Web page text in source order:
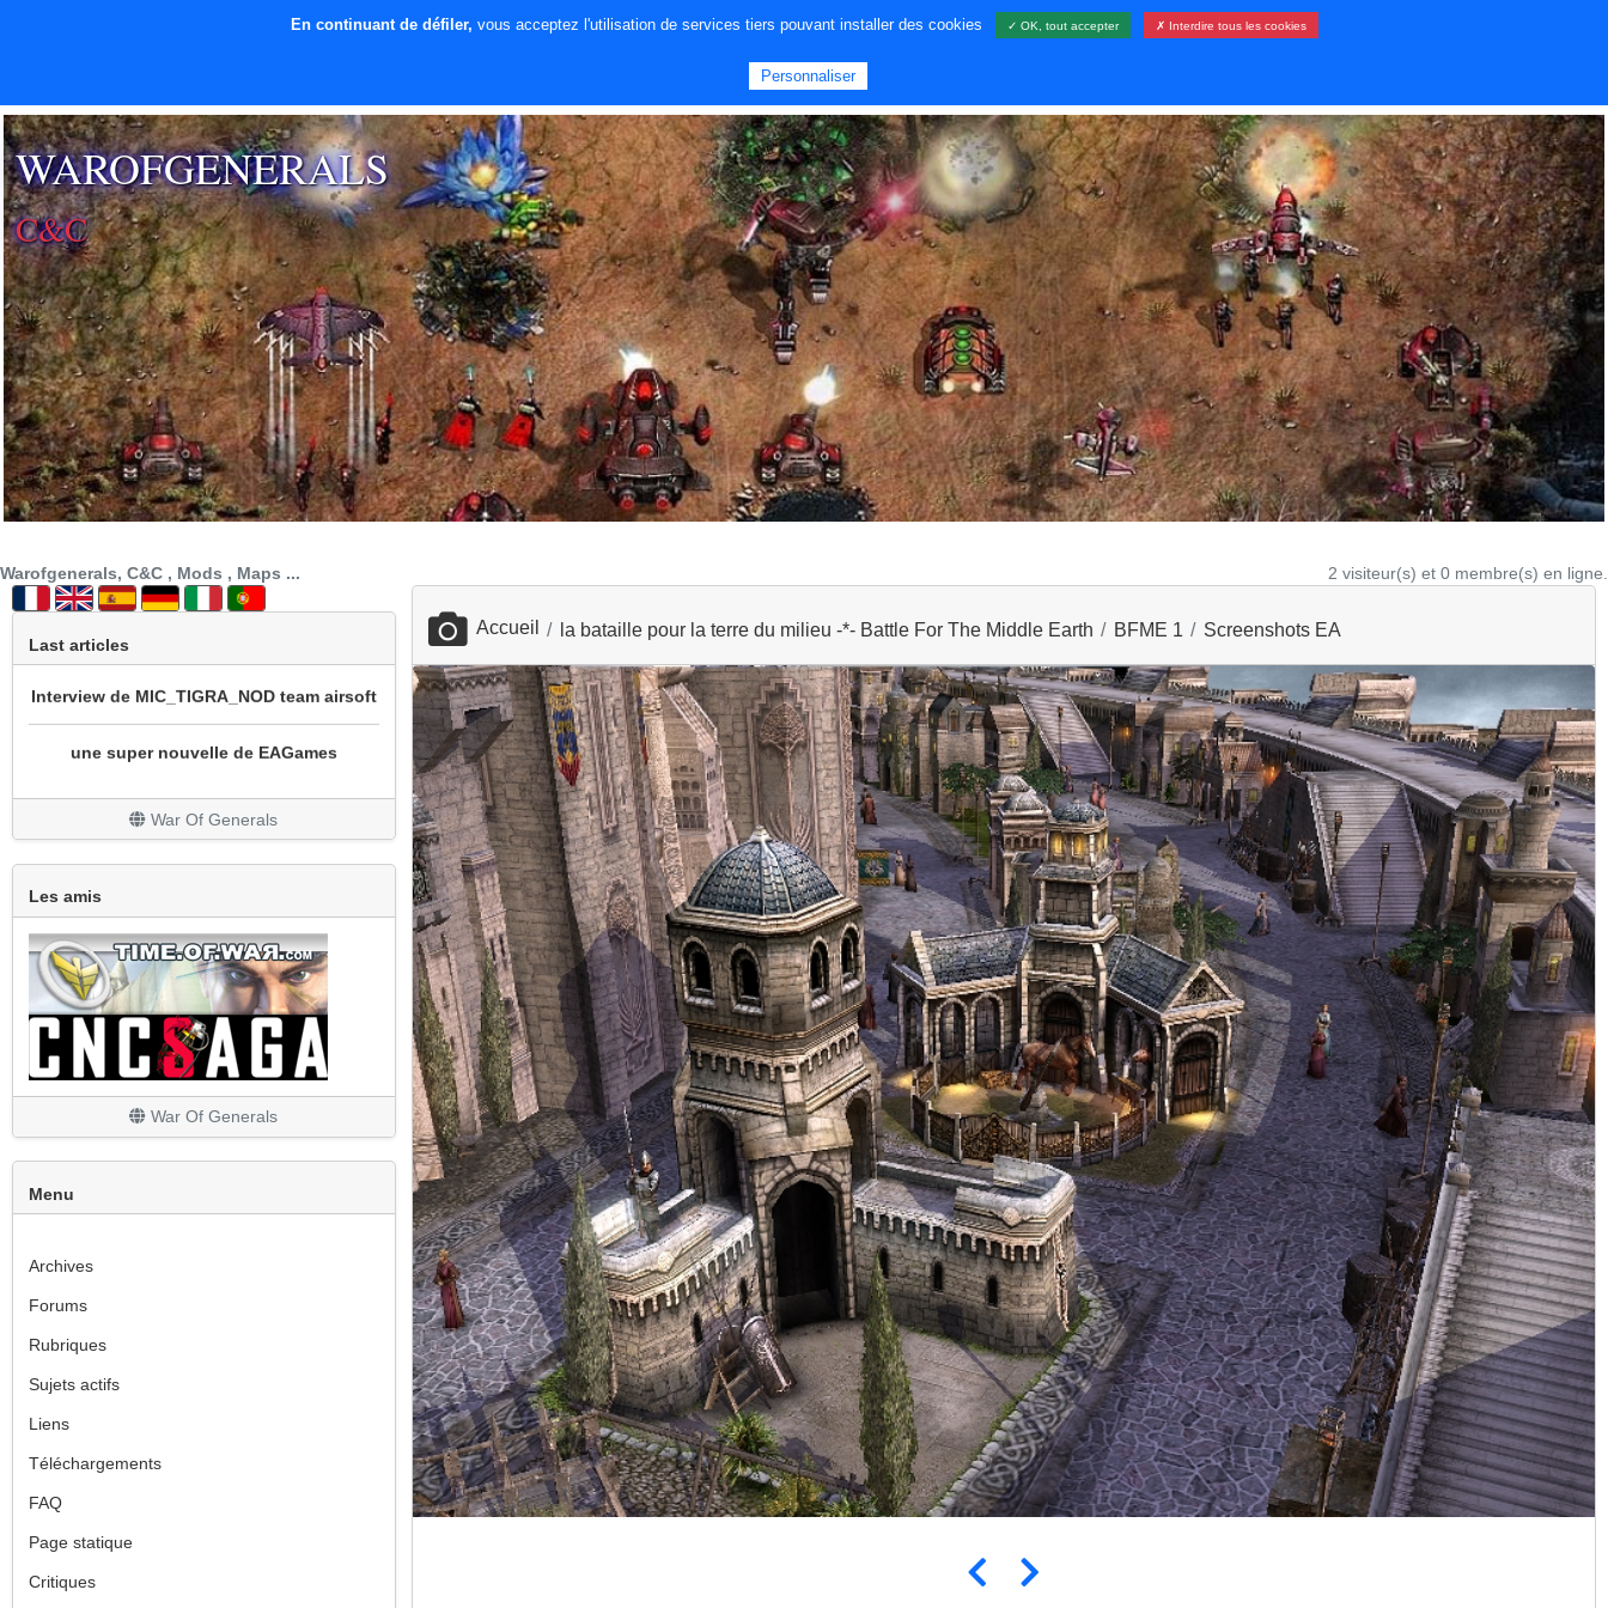
WAROFGENERALS
C&C
Warofgenerals, C&C , Mods , Maps ... 2 visiteur(s) et 0 membre(s) en ligne.
Last articles
prochainement sotie mod cnc sg1 beta 3
Interview de MIC_TIGRA_NOD team airsoft
une super nouvelle de EAGames
mod bataille navale
REPRISE DU MOD WOW
Grosse mise à jour
Le site est en travaux
Les finitions
War Of Generals
Les amis
War Of Generals
Menu
Archives
Forums
Rubriques
Sujets actifs
Liens
Téléchargements
FAQ
Page statique
Critiques
Accueil la bataille pour la terre du milieu -*- Battle For The Middle Earth BFME 1 Screenshots EA
En continuant de défiler, vous acceptez l'utilisation de services tiers pouvant installer des cookies ✓ OK, tout accepter ✗ Interdire tous les cookies
Personnaliser